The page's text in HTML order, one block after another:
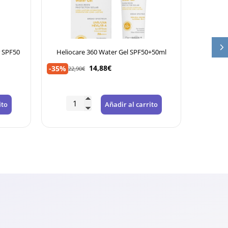
Heliocare 360 Water Gel SPF50+50ml
-35% 22,90€ 14,88€
Añadir al carrito